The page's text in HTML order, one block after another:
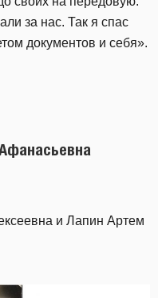
за нас. Так я спас
документов и себя».
и Лапин Артем